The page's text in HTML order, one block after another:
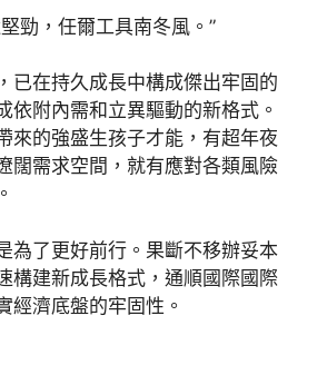
勁，任爾工具南冬風。”
已在持久成長中構成傑出牢固的
依附內需和立異驅動的新格式。
來的強盛生孩子才能，有超年夜
闊需求空間，就有應對各類風險
為了更好前行。果斷不移辦妥本
構建新成長格式，通順國際國際
經濟底盤的牢固性。